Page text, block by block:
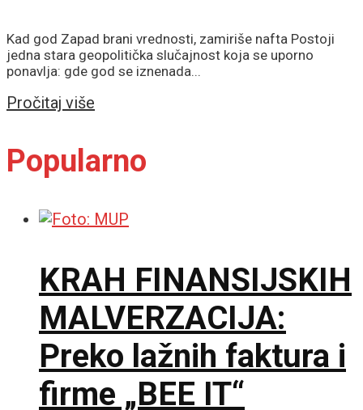
Kad god Zapad brani vrednosti, zamiriše nafta Postoji
jedna stara geopolitička slučajnost koja se uporno
ponavlja: gde god se iznenada...
Pročitaj više
Popularno
KRAH FINANSIJSKIH
MALVERZACIJA:
Preko lažnih faktura i
firme „BEE IT“